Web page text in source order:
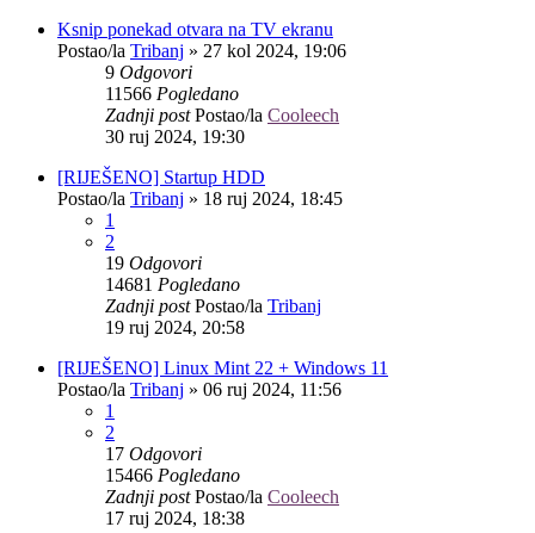
Ksnip ponekad otvara na TV ekranu
Postao/la Tribanj » 27 kol 2024, 19:06
9 Odgovori
11566 Pogledano
Zadnji postPostao/la Cooleech
30 ruj 2024, 19:30
[RIJEŠENO] Startup HDD
Postao/la Tribanj » 18 ruj 2024, 18:45
1
2
19 Odgovori
14681 Pogledano
Zadnji postPostao/la Tribanj
19 ruj 2024, 20:58
[RIJEŠENO] Linux Mint 22 + Windows 11
Postao/la Tribanj » 06 ruj 2024, 11:56
1
2
17 Odgovori
15466 Pogledano
Zadnji postPostao/la Cooleech
17 ruj 2024, 18:38